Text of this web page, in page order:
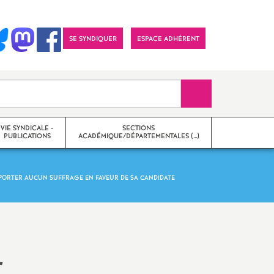
SE SYNDIQUER ESPACE ADHÉRENT
VIE SYNDICALE -
PUBLICATIONS
Lettres
SECTIONS
ACADÉMIQUE/DÉPARTEMENTALES (…)
AUCUN SUFFRAGE EN FAVEUR DE SA CANDIDATE